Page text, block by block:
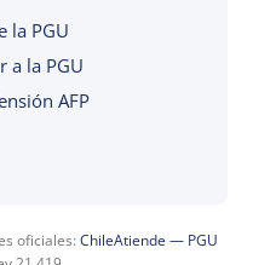
la PGU
a la PGU
AFP
oficiales: ChileAtiende — PGU